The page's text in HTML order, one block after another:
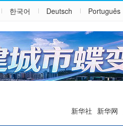
한국어 Deutsch Português
新华社 新华网